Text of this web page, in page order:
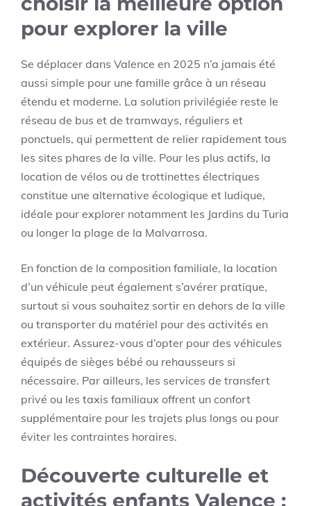
pour explorer la ville
Se déplacer dans Valence en 2025 n’a jamais été
aussi simple pour une famille grâce à un réseau
étendu et moderne. La solution privilégiée reste le
réseau de bus et de tramways, réguliers et
ponctuels, qui permettent de relier rapidement tous
les sites phares de la ville. Pour les plus actifs, la
location de vélos ou de trottinettes électriques
constitue une alternative écologique et ludique,
idéale pour explorer notamment les Jardins du Turia
ou longer la plage de la Malvarrosa.
En fonction de la composition familiale, la location
d’un véhicule peut également s’avérer pratique,
surtout si vous souhaitez sortir en dehors de la ville
ou transporter du matériel pour des activités en
extérieur. Assurez-vous d’opter pour des véhicules
équipés de sièges bébé ou rehausseurs si
nécessaire. Par ailleurs, les services de transfert
privé ou les taxis familiaux offrent un confort
supplémentaire pour les trajets plus longs ou pour
éviter les contraintes horaires.
Découverte culturelle et
activités enfants Valence :